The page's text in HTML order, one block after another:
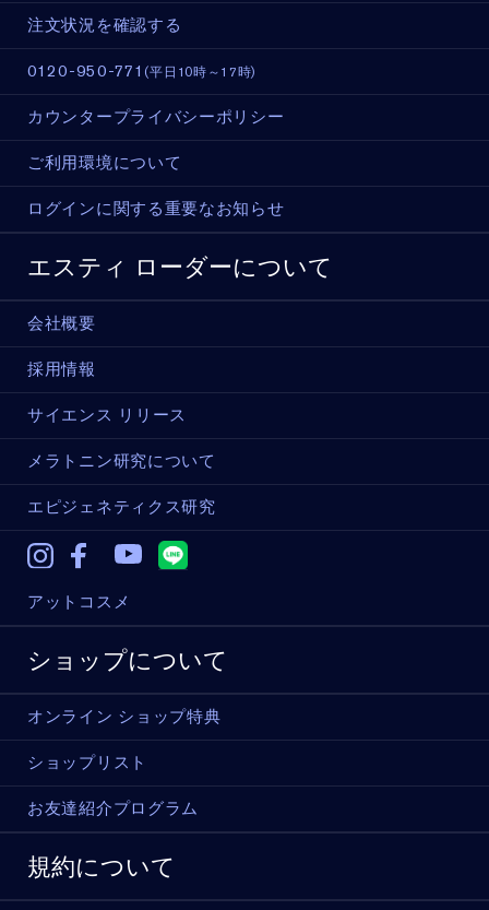
注文状況を確認する
0120-950-771 (平日10時～17時)
カウンタープライバシーポリシー
ご利用環境について
ログインに関する重要なお知らせ
エスティ ローダーについて
会社概要
採用情報
サイエンス リリース
メラトニン研究について
エピジェネティクス研究
InstagramFacebook
アットコスメ
ショップについて
オンライン ショップ特典
ショップリスト
お友達紹介プログラム
規約について